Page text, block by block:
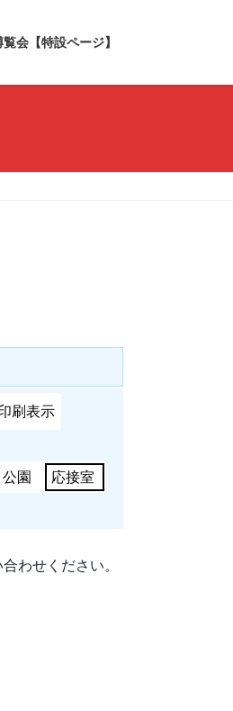
会【特設ページ】
刷表示
公園 応接室
わせください。